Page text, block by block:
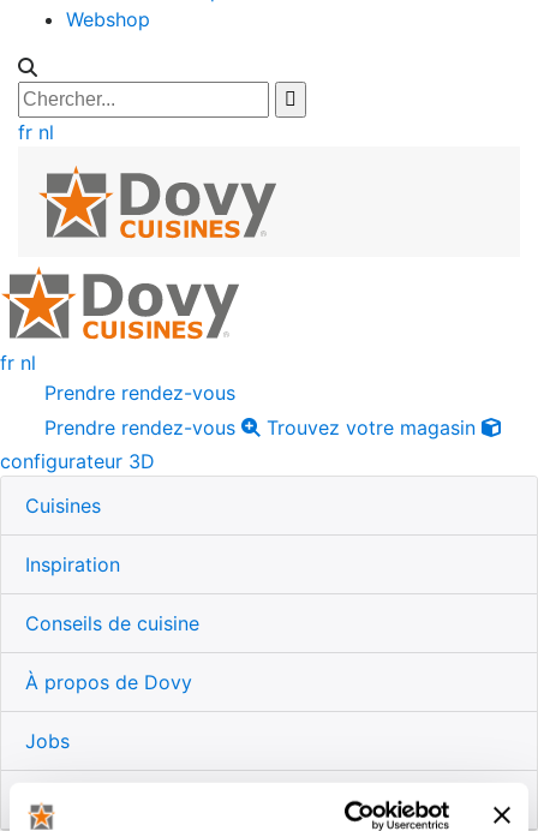
Webshop
fr nl
fr nl
Prendre rendez-vous
Prendre rendez-vous
Trouvez votre magasin
configurateur 3D
Cuisines
Inspiration
Conseils de cuisine
À propos de Dovy
Jobs
Webshop